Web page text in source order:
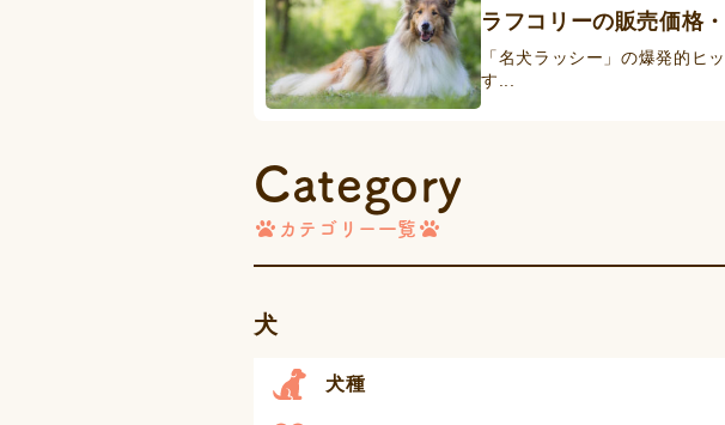
ラフコリーの販売価格
「名犬ラッシー」の爆発的ヒ
す...
Category
カテゴリー一覧
犬
犬種